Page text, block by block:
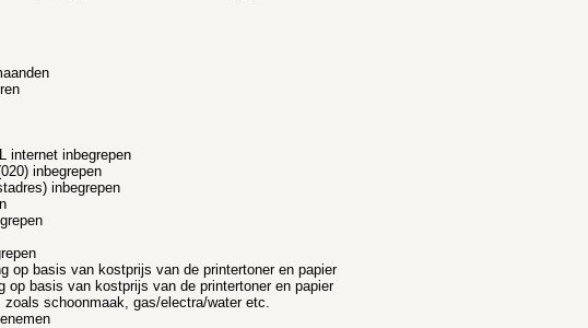
internet inbegrepen
inbegrepen
inbegrepen
op basis van kostprijs van de printertoner en papier
op basis van kostprijs van de printertoner en papier
schoonmaak, gas/electra/water etc.